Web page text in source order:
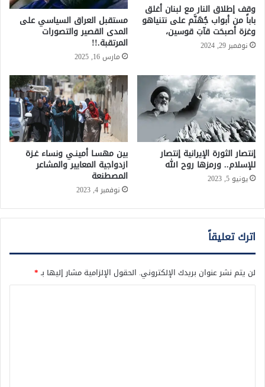
وقف إطلاق النار مع لبنان أغلق
باباً من أبواب جُهَنَّم على نتنياهو
وغزة أصبحَت قآبَ قوسين،
نوفمبر 29, 2024
مستقبل العراق السياسي على
المدى القصير والتصورات
المرتقبة.!!
مارس 16, 2025
إنتصار الثورة الإيرانية إنتصار
للإسلام.. ورمزها روح الله
يونيو 5, 2023
بين مهسـا أمينـي ونساء غـزة
ازدواجية المعايير والمشاعر
المصطنعة
نوفمبر 4, 2023
اترك تعليقاً
لن يتم نشر عنوان بريدك الإلكتروني. الحقول الإلزامية مشار إليها بـ*